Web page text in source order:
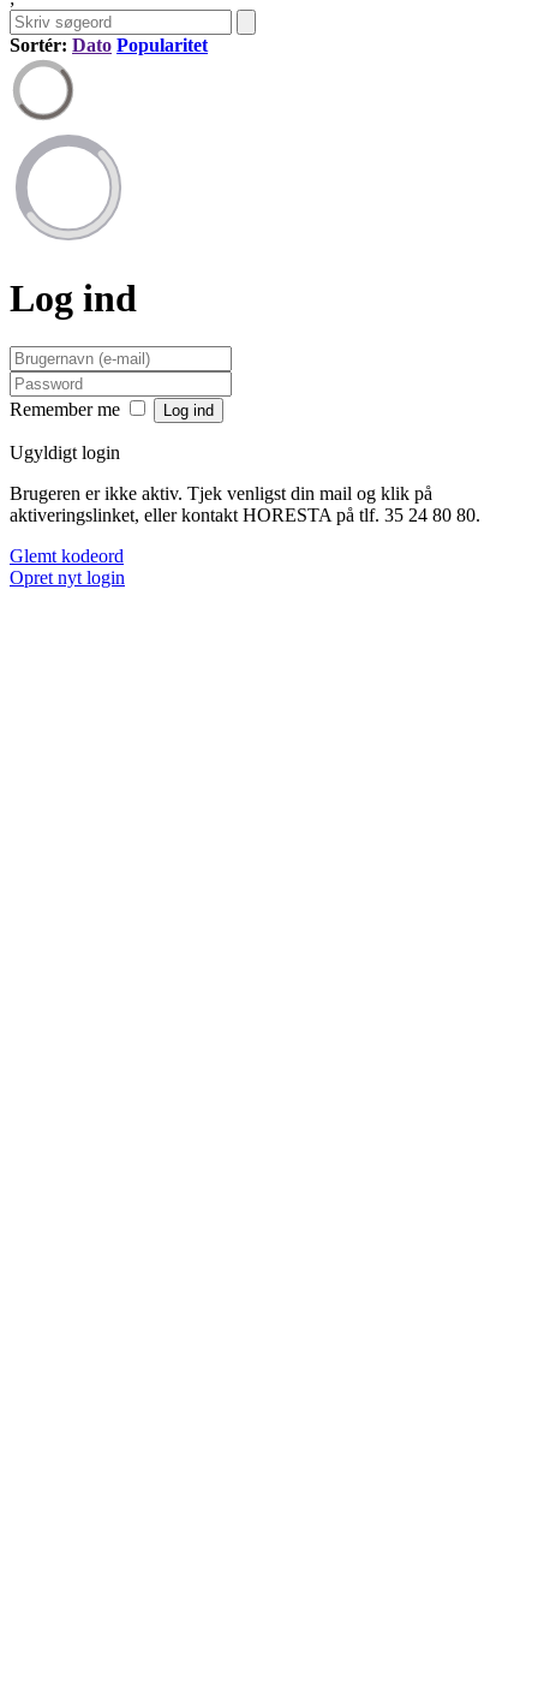
Sortér: Dato Popularitet
Log ind
Remember me
Ugyldigt login
Brugeren er ikke aktiv. Tjek venligst din mail og klik på
aktiveringslinket, eller kontakt HORESTA på tlf. 35 24 80 80.
Glemt kodeord
Opret nyt login